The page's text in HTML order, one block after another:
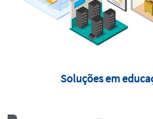
Soluções em